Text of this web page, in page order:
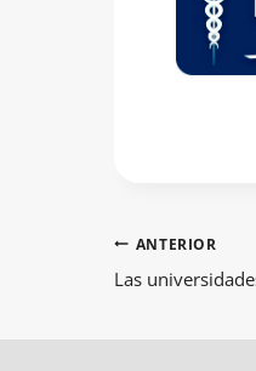
de
ANTERIOR
Las